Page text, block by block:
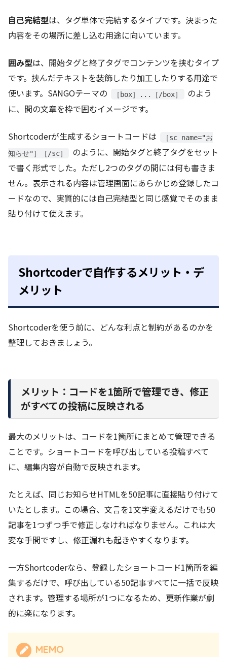
自己完結型は、タグ単体で完結するタイプです。決まった
内容をその場所に差し込む用途に向いています。
囲み型は、開始タグと終了タグでコンテンツを挟むタイプ
です。挟んだテキストを装飾したり加工したりする用途で
使います。SANGOテーマの
［box］...［/box］
のよう
に、間の文章を枠で囲むイメージです。
Shortcoderが生成するショートコードは
［sc name="お
知らせ"］［/sc］
のように、開始タグと終了タグをセット
で書く形式でした。ただし2つのタグの間には何も書きま
せん。表示される内容は管理画面にあらかじめ登録したコ
ードなので、実質的には自己完結型と同じ感覚でそのまま
貼り付けて使えます。
Shortcoderで自作するメリット・デ
メリット
Shortcoderを使う前に、どんな利点と制約があるのかを
整理しておきましょう。
メリット：コードを1箇所で管理でき、修正
がすべての投稿に反映される
最大のメリットは、コードを1箇所にまとめて管理できる
ことです。ショートコードを呼び出している投稿すべて
に、編集内容が自動で反映されます。
たとえば、同じお知らせHTMLを50記事に直接貼り付けて
いたとします。この場合、文言を1文字変えるだけでも50
記事を1つずつ手で修正しなければなりません。これは大
変な手間ですし、修正漏れも起きやすくなります。
一方Shortcoderなら、登録したショートコード1箇所を編
集するだけで、呼び出している50記事すべてに一括で反映
されます。管理する場所が1つになるため、更新作業が劇
的に楽になります。
MEMO